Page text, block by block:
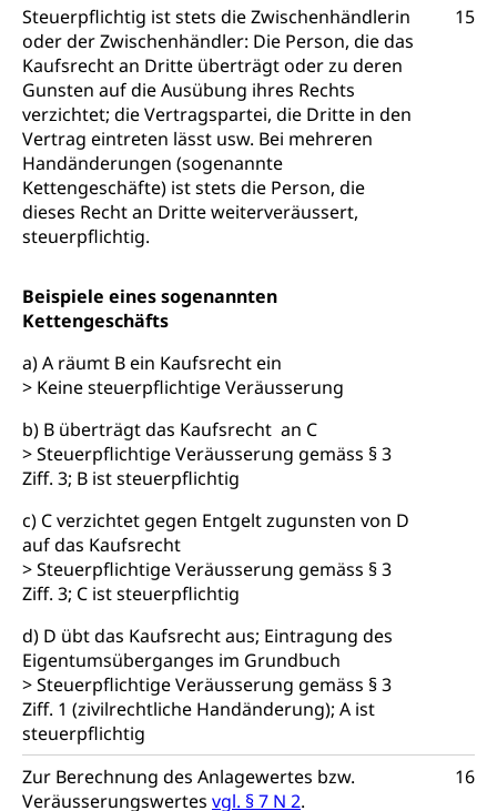
Steuerpflichtig ist stets die Zwischenhändlerin
oder der Zwischenhändler: Die Person, die das
Kaufsrecht an Dritte überträgt oder zu deren
Gunsten auf die Ausübung ihres Rechts
verzichtet; die Vertragspartei, die Dritte in den
Vertrag eintreten lässt usw. Bei mehreren
Handänderungen (sogenannte
Kettengeschäfte) ist stets die Person, die
dieses Recht an Dritte weiterveräussert,
steuerpflichtig.
Beispiele eines sogenannten
Kettengeschäfts
a) A räumt B ein Kaufsrecht ein
> Keine steuerpflichtige Veräusserung
b) B überträgt das Kaufsrecht an C
> Steuerpflichtige Veräusserung gemäss § 3
Ziff. 3; B ist steuerpflichtig
c) C verzichtet gegen Entgelt zugunsten von D
auf das Kaufsrecht
> Steuerpflichtige Veräusserung gemäss § 3
Ziff. 3; C ist steuerpflichtig
d) D übt das Kaufsrecht aus; Eintragung des
Eigentumsüberganges im Grundbuch
> Steuerpflichtige Veräusserung gemäss § 3
Ziff. 1 (zivilrechtliche Handänderung); A ist
steuerpflichtig
15
Zur Berechnung des Anlagewertes bzw.
Veräusserungswertes vgl. § 7 N 2.
16
Staatsarchiv Luzern
Zentral- und Hochschulbibliothek
Archiv der Denkmalpflege
Kulturelle Einrichtungen
Museen, Theater, Bibliotheken
Dienststelle Kultur
Kunst & Kultur (Luzern Tourismus)
Kulturförderung
Kulturpolitik, Sprachförderung, Denkmalpflege,
kulturelles Angebot, Kulturerbe, kulturelles Erbe,
Nachwuchsförderung, Vermittlung, Selektive
Förderung, Kulturausschreibungen, Kulturpreis,
Werkbeitrag, Produktionsbeitrag, Recherche,
Musik, Entwicklung, Programmbeiträge,
Filmförderung, Regionale Förderfonds,
Werkankäufe, Kunstankäufe, Kunst und Bau, Schule
Kulturförderung und Vermittlung
Angebote für Schulklassen
Zentralschweizer Filmförderung
Mobilität
Schienenverkehr, Zugverkehr, Bahnverkehr,
Transportmittel, öffentlicher Verkehr
Verkehrsverbund Luzern VVL
Öffentlicher Verkehr Luzern Mobil
Schifffahrt
Schiffsverkehr, Binnenschifffahrt, Seeschifffahrt,
Flussschifffahrt
Schifffahrt (Strassenverkehrsamt)
Strasse
Autoverkehr, Lastwagenverkehr, Schwerverkehr,
leistungsabhängige Schwerverkehrsabgabe,
Langsamverkehr, Transportmittel, Auto, Motorrad,